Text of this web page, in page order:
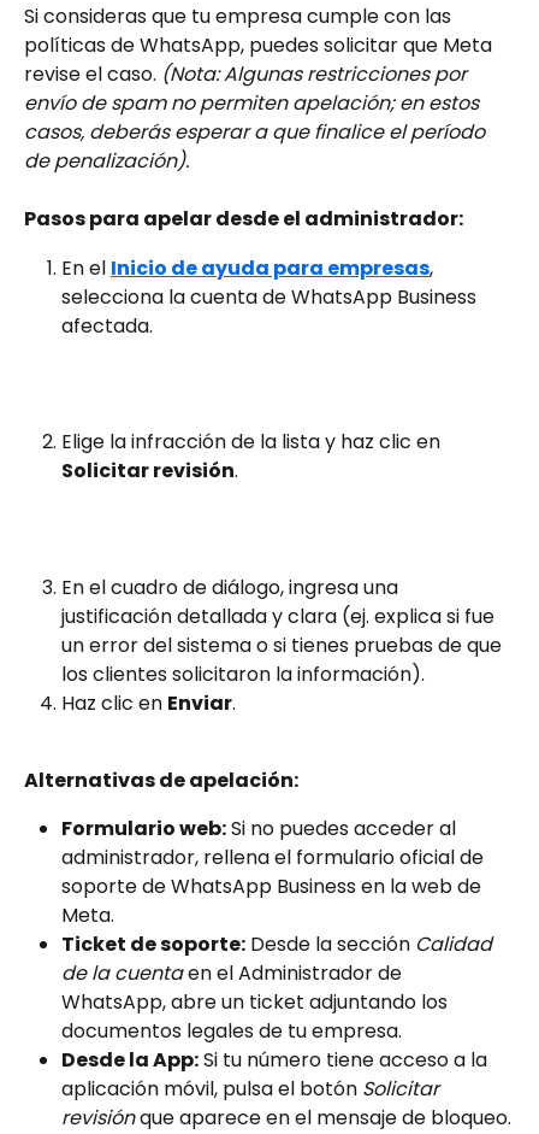
Si consideras que tu empresa cumple con las
políticas de WhatsApp, puedes solicitar que Meta
revise el caso. (Nota: Algunas restricciones por
envío de spam no permiten apelación; en estos
casos, deberás esperar a que finalice el período
de penalización).
Pasos para apelar desde el administrador:
En el Inicio de ayuda para empresas,
selecciona la cuenta de WhatsApp Business
afectada.
Elige la infracción de la lista y haz clic en
Solicitar revisión.
En el cuadro de diálogo, ingresa una
justificación detallada y clara (ej. explica si fue
un error del sistema o si tienes pruebas de que
los clientes solicitaron la información).
Haz clic en Enviar.
Alternativas de apelación:
Formulario web: Si no puedes acceder al
administrador, rellena el formulario oficial de
soporte de WhatsApp Business en la web de
Meta.
Ticket de soporte: Desde la sección Calidad
de la cuenta en el Administrador de
WhatsApp, abre un ticket adjuntando los
documentos legales de tu empresa.
Desde la App: Si tu número tiene acceso a la
aplicación móvil, pulsa el botón Solicitar
revisión que aparece en el mensaje de bloqueo.